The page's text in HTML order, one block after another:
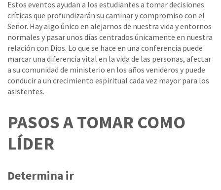
Estos eventos ayudan a los estudiantes a tomar decisiones
críticas que profundizarán su caminar y compromiso con el
Señor. Hay algo único en alejarnos de nuestra vida y entornos
normales y pasar unos días centrados únicamente en nuestra
relación con Dios. Lo que se hace en una conferencia puede
marcar una diferencia vital en la vida de las personas, afectar
a su comunidad de ministerio en los años venideros y puede
conducir a un crecimiento espiritual cada vez mayor para los
asistentes.
PASOS A TOMAR COMO
LÍDER
Determina ir